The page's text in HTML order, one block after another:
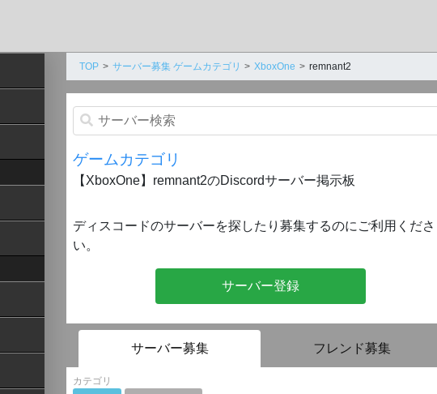
TOP サーバー募集 ゲームカテゴリ XboxOne remnant2
ゲームカテゴリ
【XboxOne】remnant2のDiscordサーバー掲示板
ディスコードのサーバーを探したり募集するのにご利用くださ
い。
サーバー登録
サーバー募集 フレンド募集
カテゴリ